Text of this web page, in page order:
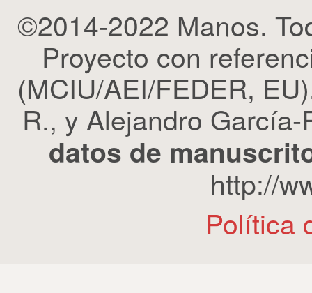
©2014-2022 Manos.
Proyecto con
(MCIU/AEI/FEDER,
R., y Alejandro
datos de
http://
Política